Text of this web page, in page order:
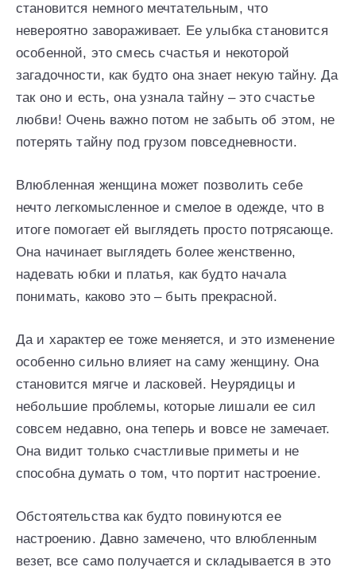
становится немного мечтательным, что
невероятно завораживает. Ее улыбка становится
особенной, это смесь счастья и некоторой
загадочности, как будто она знает некую тайну. Да
так оно и есть, она узнала тайну – это счастье
любви! Очень важно потом не забыть об этом, не
потерять тайну под грузом повседневности.
Влюбленная женщина может позволить себе
нечто легкомысленное и смелое в одежде, что в
итоге помогает ей выглядеть просто потрясающе.
Она начинает выглядеть более женственно,
надевать юбки и платья, как будто начала
понимать, каково это – быть прекрасной.
Да и характер ее тоже меняется, и это изменение
особенно сильно влияет на саму женщину. Она
становится мягче и ласковей. Неурядицы и
небольшие проблемы, которые лишали ее сил
совсем недавно, она теперь и вовсе не замечает.
Она видит только счастливые приметы и не
способна думать о том, что портит настроение.
Обстоятельства как будто повинуются ее
настроению. Давно замечено, что влюбленным
везет, все само получается и складывается в это